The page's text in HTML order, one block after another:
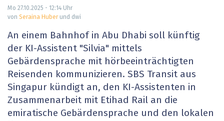
Mo 27.10.2025 - 12:14 Uhr
von Seraina Huberund dwi
An einem Bahnhof in Abu Dhabi soll künftig
der KI-Assistent "Silvia" mittels
Gebärdensprache mit hörbeeinträchtigten
Reisenden kommunizieren. SBS Transit aus
Singapur kündigt an, den KI-Assistenten in
Zusammenarbeit mit Etihad Rail an die
emiratische Gebärdensprache und den lokalen